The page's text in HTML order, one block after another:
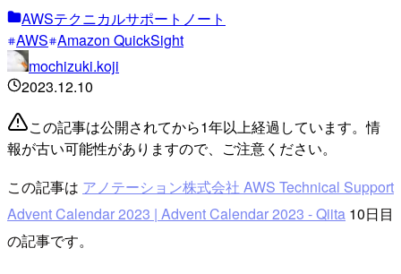
AWSテクニカルサポートノート
AWS Amazon QuickSight
mochizuki.koji
2023.12.10
この記事は公開されてから1年以上経過しています。情
報が古い可能性がありますので、ご注意ください。
この記事は アノテーション株式会社 AWS Technical Support
Advent Calendar 2023 | Advent Calendar 2023 - Qiita 10日目
の記事です。